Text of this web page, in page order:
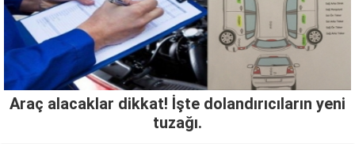
Araç alacaklar dikkat! İşte dolandırıcıların yeni
tuzağı.